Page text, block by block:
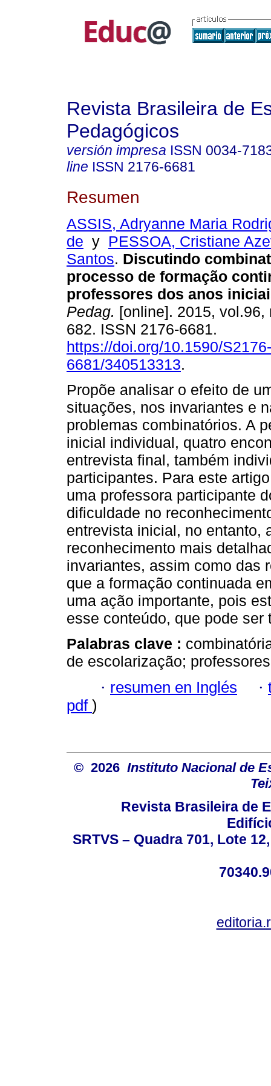
Revista Brasileira de
Pedagógicos
versión impresa ISSN 0034-
line ISSN 2176-6681
Resumen
ASSIS, Adryanne Maria
de y PESSOA, Cristiane
Santos. Discutindo
processo de formação
professores dos anos
Pedag. [online]. 2015, vol.96,
682. ISSN 2176-6681.
https://doi.org/10.1590/S2176-
6681/340513313.
Propõe analisar o efeito de
situações, nos invariantes e
problemas combinatórios. A
inicial individual, quatro
entrevista final, também
participantes. Para este
uma professora participante
dificuldade no
entrevista inicial, no entanto,
reconhecimento mais
invariantes, assim como das
que a formação continuada
uma ação importante, pois
esse conteúdo, que pode
Palabras clave :
de escolarização;
· resumen en Inglés ·
pdf )
© 2026 Instituto Nacional de
Revista Brasileira de
SRTVS – Quadra 701, Lote